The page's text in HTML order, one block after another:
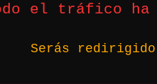
el tráfico ha
Serás